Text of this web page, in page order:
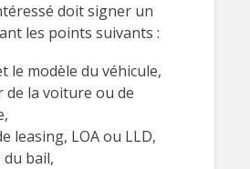
doit signer un
les points suivants :
le modèle du véhicule,
de la voiture ou de
leasing, LOA ou LLD,
du bail,